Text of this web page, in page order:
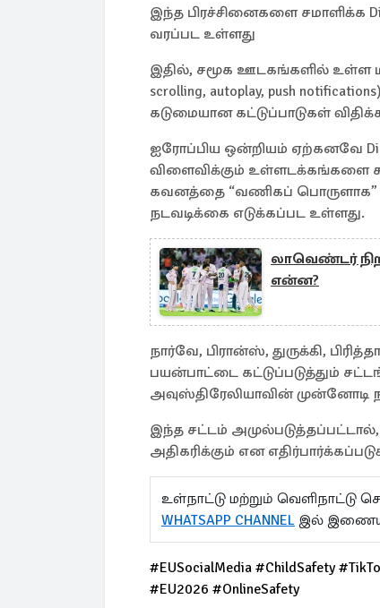
இந்த பிரச்சினைகளை சமாளிக்க
வரப்பட உள்ளது
இதில், சமூக ஊடகங்களில் உள்ள
scrolling, autoplay, push
கடுமையான கட்டுப்பாடுகள்
ஐரோப்பிய ஒன்றியம் ஏற்கனவே
விளைவிக்கும் உள்ளடக்கங்களை
கவனத்தை “வணிகப் பொருளாக”
நடவடிக்கை எடுக்கப்பட உள்ளது.
லாவெண்டர்
என்ன?
நார்வே, பிரான்ஸ், துருக்கி,
பயன்பாட்டை கட்டுப்படுத்தும்
அவுஸ்திரேலியாவின்
இந்த சட்டம்
அதிகரிக்கும் என
உள்நாட்டு மற்றும் வெளிநாட்டு
WHATSAPP CHANNEL இல்
#EUSocialMedia #ChildSafety
#EU2026 #OnlineSafety